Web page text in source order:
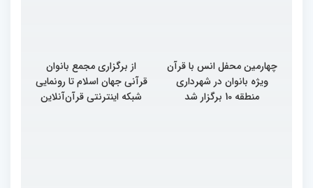
چهارمین محفل انس با قرآن
ویژه بانوان در شهرداری
منطقه 10 برگزار شد
از برگزاری مجمع بانوان
قرآنی جهان اسلام تا رونمایی
شبکه اینترنتی قرآن‌آنلاین